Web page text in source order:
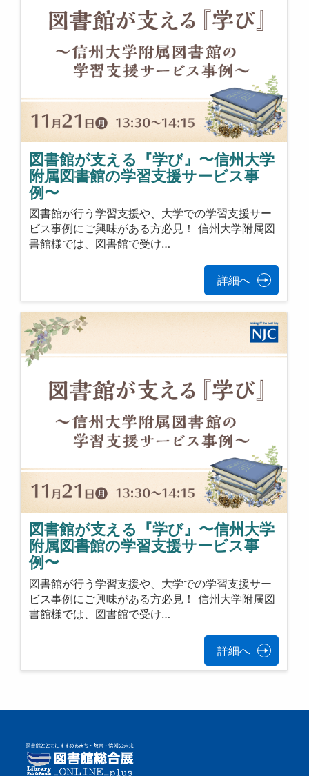
図書館が支える『学び』〜信州大学
附属図書館の学習支援サービス事
例〜
図書館が行う学習支援や、大学での学習支援サー
ビス事例にご興味がある方必見！ 信州大学附属図
書館様では、図書館で受け…
詳細へ
図書館が支える『学び』〜信州大学
附属図書館の学習支援サービス事
例〜
図書館が行う学習支援や、大学での学習支援サー
ビス事例にご興味がある方必見！ 信州大学附属図
書館様では、図書館で受け…
詳細へ